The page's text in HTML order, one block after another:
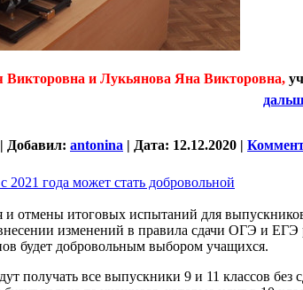
Викторовна и Лукьянова Яна Викторовна, у
| Добавил: antonina | Дата: 12.12.2020 |
года может стать добровольной
отмены итоговых испытаний для
изменений в правила сдачи ОГЭ и ЕГЭ
будет добровольным выбором учащихся.
получать все выпускники 9 и 11 классов